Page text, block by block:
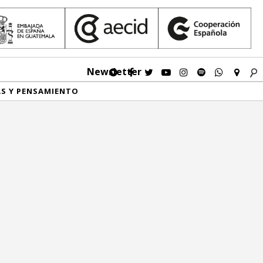
Newsletter
Y PENSAMIENTO